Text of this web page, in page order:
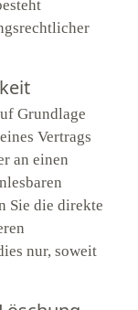
Grundlage
Vertrags
an einen
Sie die direkte
nur, soweit